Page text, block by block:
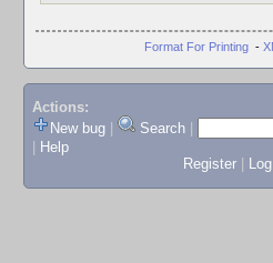
Format For Printing -
Actions:
New bug
Search
Help
Register